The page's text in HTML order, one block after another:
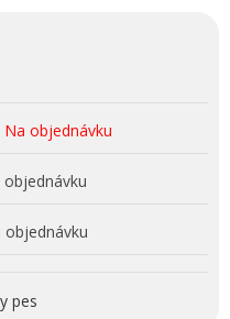
Na objednávku
objednávku
objednávku
pes